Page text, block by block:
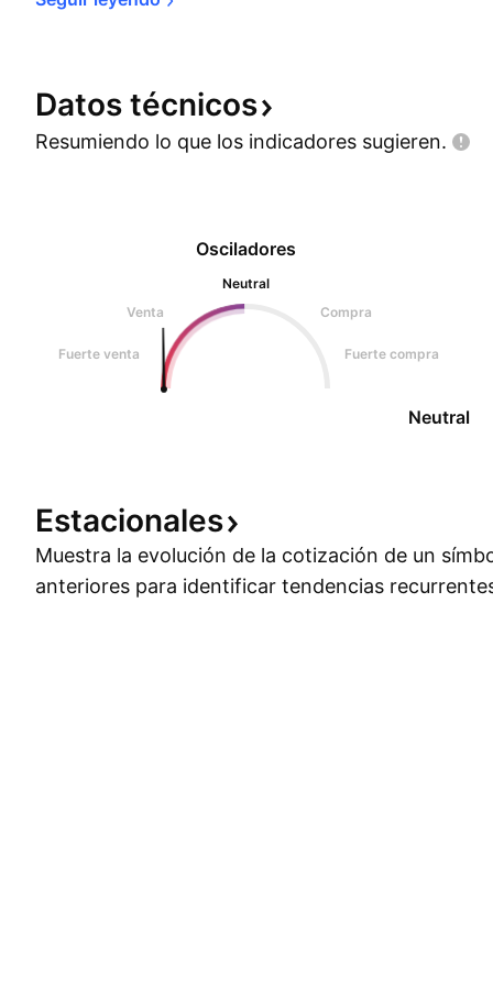
Datos técnicos
Resumiendo lo que los indicadores sugieren.
Osciladores
Neutral
Venta
Compra
Fuerte venta Fuerte compra
Neutral
Estacionales
Muestra la evolución de la cotización de un
anteriores para identificar tendencias